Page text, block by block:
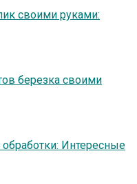
своими руками:
березка своими
Интересные